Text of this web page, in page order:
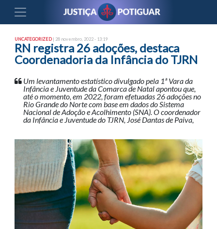
UNCATEGORIZED| 28 novembro, 2022 - 13:19
RN registra 26 adoções, destaca
Coordenadoria da Infância do TJRN
Um levantamento estatístico divulgado pela 1ª Vara da
Infância e Juventude da Comarca de Natal apontou que,
até o momento, em 2022, foram efetuadas 26 adoções no
Rio Grande do Norte com base em dados do Sistema
Nacional de Adoção e Acolhimento (SNA). O coordenador
da Infância e Juventude do TJRN, José Dantas de Paiva,